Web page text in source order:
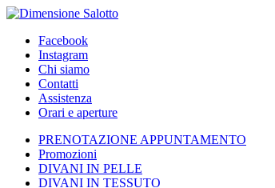
Facebook
Instagram
Chi siamo
Contatti
Assistenza
Orari e aperture
PRENOTAZIONE APPUNTAMENTO
Promozioni
DIVANI IN PELLE
DIVANI IN TESSUTO